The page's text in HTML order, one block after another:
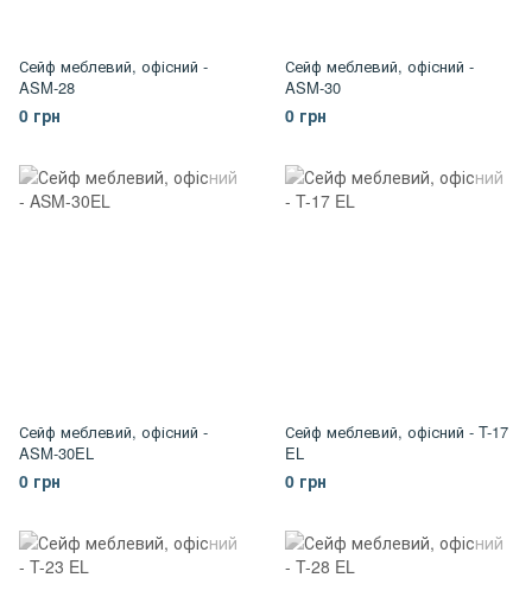
Сейф меблевий, офісний -
ASM-28
0 грн
Сейф меблевий, офісний -
ASM-30
0 грн
Сейф меблевий, офісний -
ASM-30EL
0 грн
Сейф меблевий, офісний - T-17
EL
0 грн